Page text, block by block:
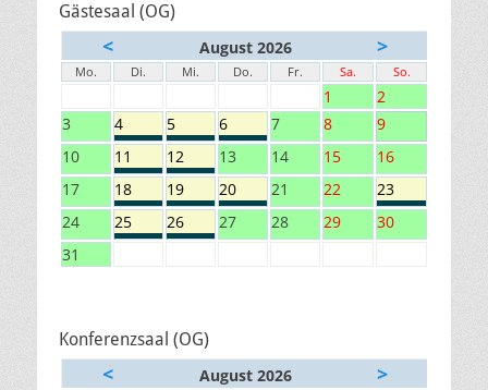
Gästesaal (OG)
< August 2026 >
Mo. Di. Mi. Do. Fr. Sa. So.
1
2
3
4 5 6 7 8
9
10
11 12 13 14 15
16
17
18 19 20 21 22
23
24
25 26 27 28 29
30
31
Konferenzsaal (OG)
< August 2026 >